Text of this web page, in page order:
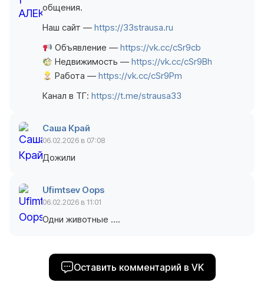
общения.
Наш сайт — https://33strausa.ru
Объявление —https://vk.cc/cSr9cb
Недвижимость —https://vk.cc/cSr9Bh
Работа —https://vk.cc/cSr9Pm
Канал в ТГ: https://t.me/strausa33
Саша Край
06.02.2026 в 07:08
Дожили
Ufimtsev Oops
06.02.2026 в 11:01
Одни животные ….
Оставить комментарий в VK